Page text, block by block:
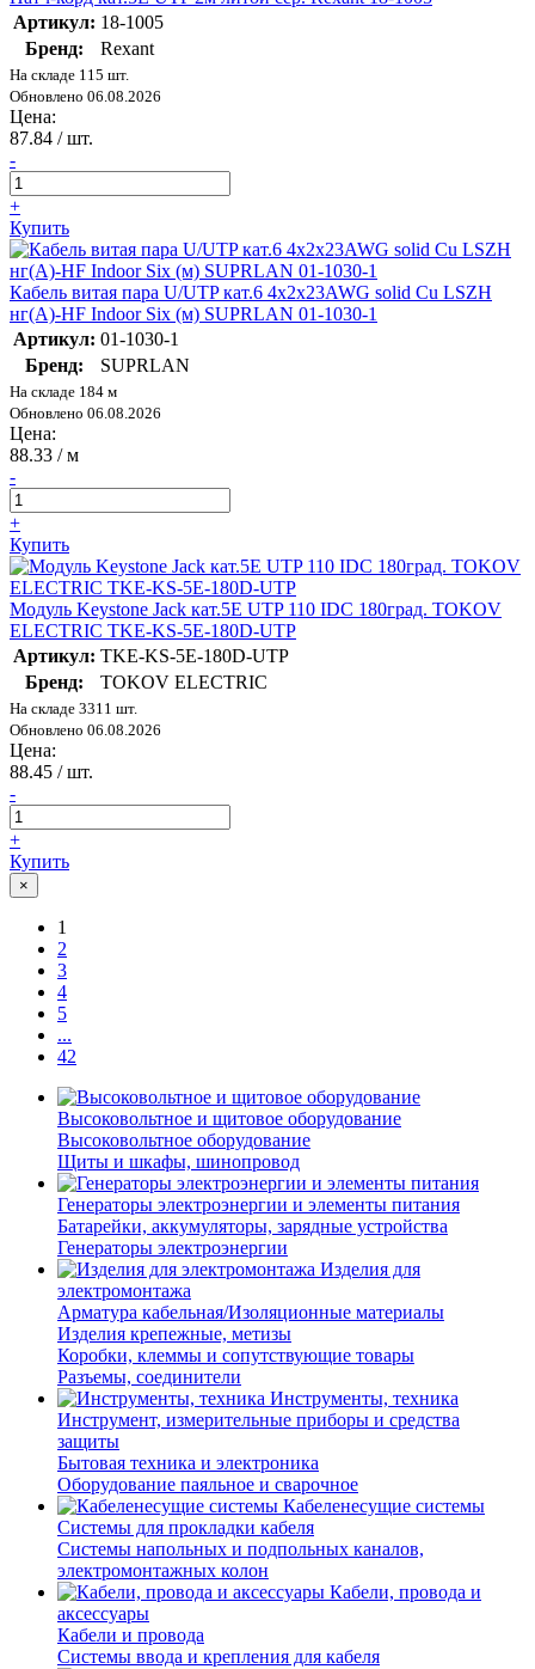
Артикул: 18-1005
Бренд:
Rexant
На складе 115 шт.
Обновлено 06.08.2026
Цена:
87.84 / шт.
-
+
Купить
Кабель витая пара U/UTP кат.6 4х2х23AWG solid Cu LSZH
нг(А)-HF Indoor Six (м) SUPRLAN 01-1030-1
Артикул: 01-1030-1
Бренд:
SUPRLAN
На складе 184 м
Обновлено 06.08.2026
Цена:
88.33 / м
-
+
Купить
Модуль Keystone Jack кат.5E UTP 110 IDC 180град. TOKOV
ELECTRIC TKE-KS-5E-180D-UTP
Артикул: TKE-KS-5E-180D-UTP
Бренд:
TOKOV ELECTRIC
На складе 3311 шт.
Обновлено 06.08.2026
Цена:
88.45 / шт.
-
+
Купить
×
1
2
3
4
5
...
42
Высоковольтное и щитовое оборудование
Высоковольтное оборудование
Щиты и шкафы, шинопровод
Генераторы электроэнергии и элементы питания
Батарейки, аккумуляторы, зарядные устройства
Генераторы электроэнергии
Изделия для
электромонтажа
Арматура кабельная/Изоляционные материалы
Изделия крепежные, метизы
Коробки, клеммы и сопутствующие товары
Разъемы, соединители
Инструменты, техника
Инструмент, измерительные приборы и средства
защиты
Бытовая техника и электроника
Оборудование паяльное и сварочное
Кабеленесущие системы
Системы для прокладки кабеля
Системы напольных и подпольных каналов,
электромонтажных колон
Кабели, провода и
аксессуары
Кабели и провода
Системы ввода и крепления для кабеля